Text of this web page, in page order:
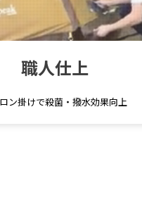
職人仕上
ン掛けで殺菌・撥水効果向上